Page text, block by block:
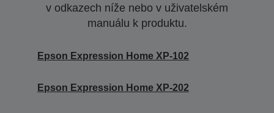
v odkazech níže nebo v uživatelském
manuálu k produktu.
Epson Expression Home XP-102
Epson Expression Home XP-202